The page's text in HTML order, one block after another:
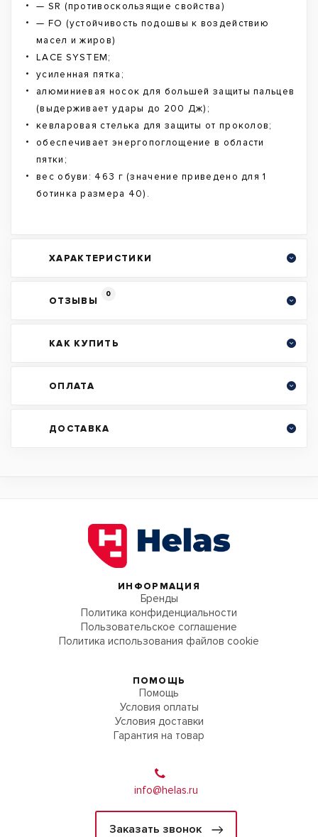
— SR (противоскользящие свойства)
— FO (устойчивость подошвы к воздействию
масел и жиров)
LACE SYSTEM;
усиленная пятка;
алюминиевая носок для большей защиты пальцев
(выдерживает удары до 200 Дж);
кевларовая стелька для защиты от проколов;
обеспечивает энергопоглощение в области
пятки;
вес обуви: 463 г (значение приведено для 1
ботинка размера 40).
ХАРАКТЕРИСТИКИ
ОТЗЫВЫ
0
КАК КУПИТЬ
ОПЛАТА
ДОСТАВКА
ИНФОРМАЦИЯ
Бренды
Политика конфиденциальности
Пользовательское соглашение
Политика использования файлов cookie
ПОМОЩЬ
Помощь
Условия оплаты
Условия доставки
Гарантия на товар
info@helas.ru
Заказать звонок